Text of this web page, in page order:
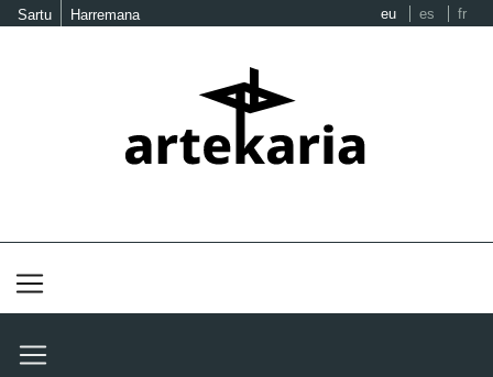
Sartu Harremana eu es fr